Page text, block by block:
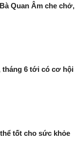
Quan Âm che chở,
tháng 6 tới có cơ hội
tốt cho sức khỏe